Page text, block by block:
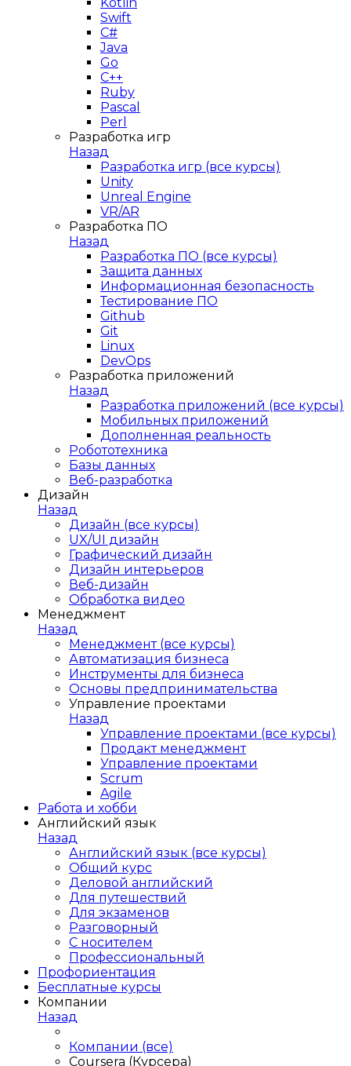
Swift
C#
Java
Go
C++
Ruby
Pascal
Perl
Разработка игр
Назад
Разработка игр (все курсы)
Unity
Unreal Engine
VR/AR
Разработка ПО
Назад
Разработка ПО (все курсы)
Защита данных
Информационная безопасность
Тестирование ПО
Github
Git
Linux
DevOps
Разработка приложений
Назад
Разработка приложений (все курсы)
Мобильных приложений
Дополненная реальность
Робототехника
Базы данных
Веб-разработка
Дизайн
Назад
Дизайн (все курсы)
UX/UI дизайн
Графический дизайн
Дизайн интерьеров
Веб-дизайн
Обработка видео
Менеджмент
Назад
Менеджмент (все курсы)
Автоматизация бизнеса
Инструменты для бизнеса
Основы предпринимательства
Управление проектами
Назад
Управление проектами (все курсы)
Продакт менеджмент
Управление проектами
Scrum
Agile
Работа и хобби
Английский язык
Назад
Английский язык (все курсы)
Общий курс
Деловой английский
Для путешествий
Для экзаменов
Разговорный
С носителем
Профессиональный
Профориентация
Бесплатные курсы
Компании
Назад
Компании (все)
Coursera (Курсера)